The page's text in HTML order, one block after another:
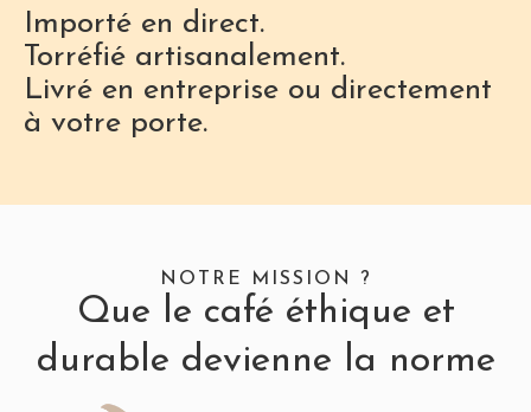
Importé en direct.
Torréfié artisanalement.
Livré en entreprise ou directement
à votre porte.
NOTRE MISSION ?
Que le café éthique et
durable devienne la norme